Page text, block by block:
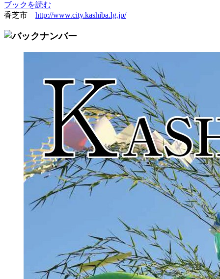
ブックを読む
香芝市 http://www.city.kashiba.lg.jp/